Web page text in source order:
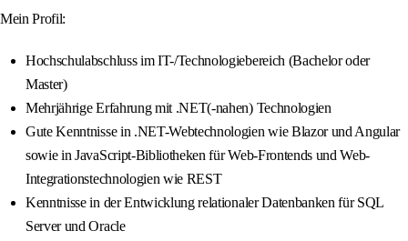
Mein Profil:
Hochschulabschluss im IT-/Technologiebereich (Bachelor oder
Master)
Mehrjährige Erfahrung mit .NET(-nahen) Technologien
Gute Kenntnisse in .NET-Webtechnologien wie Blazor und Angular
sowie in JavaScript-Bibliotheken für Web-Frontends und Web-
Integrationstechnologien wie REST
Kenntnisse in der Entwicklung relationaler Datenbanken für SQL
Server und Oracle